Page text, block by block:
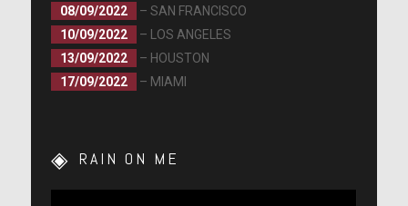
08/09/2022
– SAN FRANCISCO
10/09/2022
– LOS ANGELES
13/09/2022
– HOUSTON
17/09/2022
– MIAMI
RAIN ON ME